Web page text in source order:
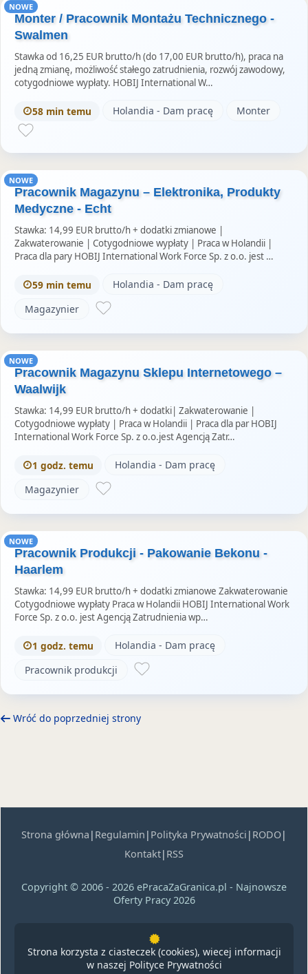
NOWE
Monter / Pracownik Montażu Technicznego -
Swalmen
Stawka od 16,25 EUR brutto/h (do 17,00 EUR brutto/h), praca na
jedną zmianę, możliwość stałego zatrudnienia, rozwój zawodowy,
cotygodniowe wypłaty. HOBIJ International W…
58 min temu Holandia - Dam pracę Monter
NOWE
Pracownik Magazynu – Elektronika, Produkty
Medyczne - Echt
Stawka: 14,99 EUR brutto/h + dodatki zmianowe |
Zakwaterowanie | Cotygodniowe wypłaty | Praca w Holandii |
Praca dla pary HOBIJ International Work Force Sp. z o.o. jest …
59 min temu
Holandia - Dam pracę
Magazynier
NOWE
Pracownik Magazynu Sklepu Internetowego –
Waalwijk
Stawka: 14,99 EUR brutto/h + dodatki| Zakwaterowanie |
Cotygodniowe wypłaty | Praca w Holandii | Praca dla par HOBIJ
International Work Force Sp. z o.o.jest Agencją Zatr…
1 godz. temu
Holandia - Dam pracę
Magazynier
NOWE
Pracownik Produkcji - Pakowanie Bekonu -
Haarlem
Stawka: 14,99 EUR brutto/h + dodatki zmianowe Zakwaterowanie
Cotygodniowe wypłaty Praca w Holandii HOBIJ International Work
Force Sp. z o.o. jest Agencją Zatrudnienia wp…
1 godz. temu
Holandia - Dam pracę
Pracownik produkcji
Wróć do poprzedniej strony
Strona główna | Regulamin | Polityka Prywatności | RODO|
Kontakt| RSS
Copyright © 2006 - 2026 ePracaZaGranica.pl - Najnowsze
Oferty Pracy 2026
Strona korzysta z ciasteczek (cookies), wiecej informacji
w naszej Polityce Prywatności